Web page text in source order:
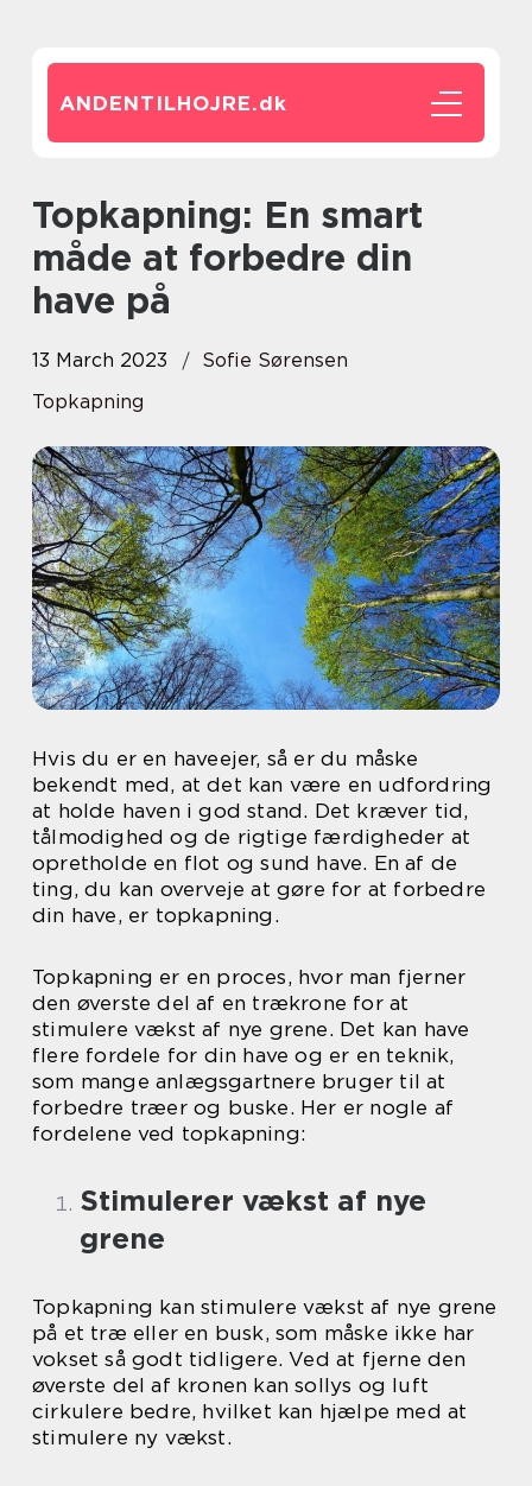
ANDENTILHOJRE.dk
Topkapning: En smart
måde at forbedre din
have på
13 March 2023
Sofie Sørensen
Topkapning
Hvis du er en haveejer, så er du måske
bekendt med, at det kan være en udfordring
at holde haven i god stand. Det kræver tid,
tålmodighed og de rigtige færdigheder at
opretholde en flot og sund have. En af de
ting, du kan overveje at gøre for at forbedre
din have, er topkapning.
Topkapning er en proces, hvor man fjerner
den øverste del af en trækrone for at
stimulere vækst af nye grene. Det kan have
flere fordele for din have og er en teknik,
som mange anlægsgartnere bruger til at
forbedre træer og buske. Her er nogle af
fordelene ved topkapning:
Stimulerer vækst af nye
grene
Topkapning kan stimulere vækst af nye grene
på et træ eller en busk, som måske ikke har
vokset så godt tidligere. Ved at fjerne den
øverste del af kronen kan sollys og luft
cirkulere bedre, hvilket kan hjælpe med at
stimulere ny vækst.